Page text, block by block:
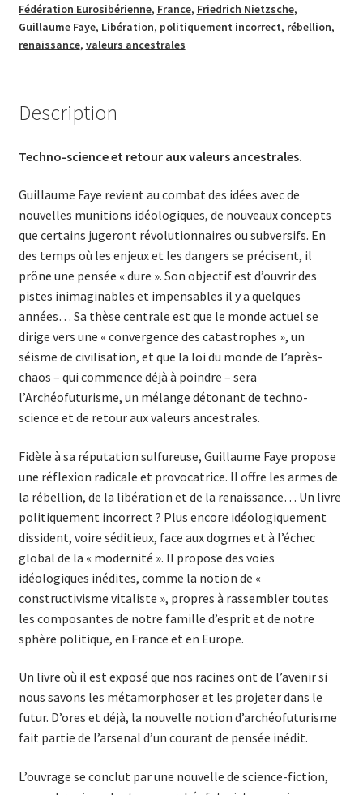
Fédération Eurosibérienne, France, Friedrich Nietzsche,
Guillaume Faye, Libération, politiquement incorrect, rébellion,
renaissance, valeurs ancestrales
Description
Techno-science et retour aux valeurs ancestrales.
Guillaume Faye revient au combat des idées avec de
nouvelles munitions idéologiques, de nouveaux concepts
que certains jugeront révolutionnaires ou subversifs. En
des temps où les enjeux et les dangers se précisent, il
prône une pensée « dure ». Son objectif est d’ouvrir des
pistes inimaginables et impensables il y a quelques
années… Sa thèse centrale est que le monde actuel se
dirige vers une « convergence des catastrophes », un
séisme de civilisation, et que la loi du monde de l’après-
chaos – qui commence déjà à poindre – sera
l’Archéofuturisme, un mélange détonant de techno-
science et de retour aux valeurs ancestrales.
Fidèle à sa réputation sulfureuse, Guillaume Faye propose
une réflexion radicale et provocatrice. Il offre les armes de
la rébellion, de la libération et de la renaissance… Un livre
politiquement incorrect ? Plus encore idéologiquement
dissident, voire séditieux, face aux dogmes et à l’échec
global de la « modernité ». Il propose des voies
idéologiques inédites, comme la notion de «
constructivisme vitaliste », propres à rassembler toutes
les composantes de notre famille d’esprit et de notre
sphère politique, en France et en Europe.
Un livre où il est exposé que nos racines ont de l’avenir si
nous savons les métamorphoser et les projeter dans le
futur. D’ores et déjà, la nouvelle notion d’archéofuturisme
fait partie de l’arsenal d’un courant de pensée inédit.
L’ouvrage se conclut par une nouvelle de science-fiction,